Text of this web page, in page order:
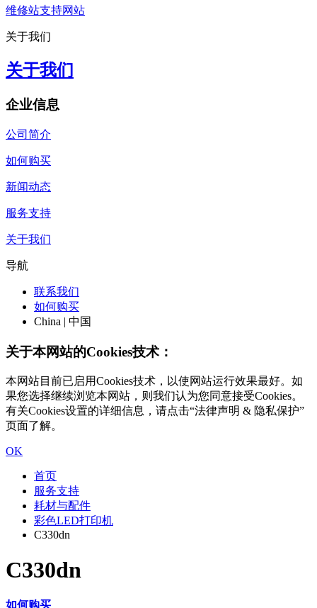
维修站支持网站
关于我们
关于我们
企业信息
公司简介
如何购买
新闻动态
服务支持
关于我们
导航
联系我们
如何购买
China | 中国
关于本网站的Cookies技术：
本网站目前已启用Cookies技术，以使网站运行效果最好。如
果您选择继续浏览本网站，则我们认为您同意接受Cookies。
有关Cookies设置的详细信息，请点击“法律声明 & 隐私保护”
页面了解。
OK
首页
服务支持
耗材与配件
彩色LED打印机
C330dn
C330dn
如何购买